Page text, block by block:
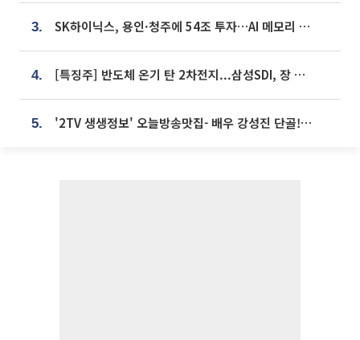
3. SK하이닉스, 용인·청주에 54조 투자…AI 메모리 생산기지 키운다
4. [특징주] 반도체 온기 탄 2차전지...삼성SDI, 장 초반 7% 넘게 껑충
5. '2TV 생생정보' 오늘방송맛집- 배우 강성진 단골! 쌀국수ㆍ푸팟퐁 커리 맛집 '블○○○'